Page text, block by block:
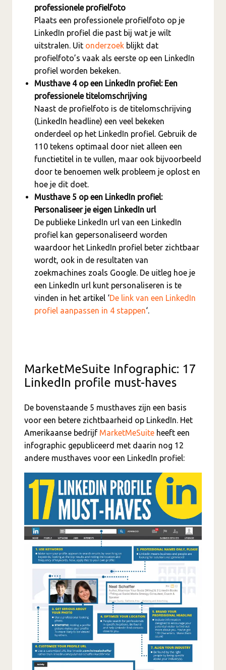
professionele profielfoto
Plaats een professionele profielfoto op je
LinkedIn profiel die past bij wat je wilt
uitstralen. Uit onderzoek blijkt dat
profielfoto’s vaak als eerste op een LinkedIn
profiel worden bekeken.
Musthave 4 op een LinkedIn profiel: Een
professionele titelomschrijving
Naast de profielfoto is de titelomschrijving
(LinkedIn headline) een veel bekeken
onderdeel op het LinkedIn profiel. Gebruik de
110 tekens optimaal door niet alleen een
functietitel in te vullen, maar ook bijvoorbeeld
door te benoemen welk probleem je oplost en
hoe je dit doet.
Musthave 5 op een LinkedIn profiel:
Personaliseer je eigen LinkedIn url
De publieke LinkedIn url van een LinkedIn
profiel kan gepersonaliseerd worden
waardoor het LinkedIn profiel beter zichtbaar
wordt, ook in de resultaten van
zoekmachines zoals Google. De uitleg hoe je
een LinkedIn url kunt personaliseren is te
vinden in het artikel ‘De link van een LinkedIn
profiel aanpassen in 4 stappen‘.
MarketMeSuite Infographic: 17
LinkedIn profile must-haves
De bovenstaande 5 musthaves zijn een basis
voor een betere zichtbaarheid op LinkedIn. Het
Amerikaanse bedrijf MarketMeSuite heeft een
infographic gepubliceerd met daarin nog 12
andere musthaves voor een LinkedIn profiel: